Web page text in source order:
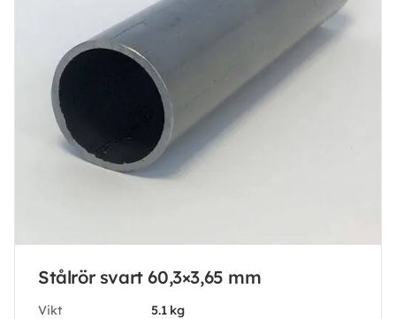
Stålrör svart 60,3×3,65 mm
Vikt
5.1 kg